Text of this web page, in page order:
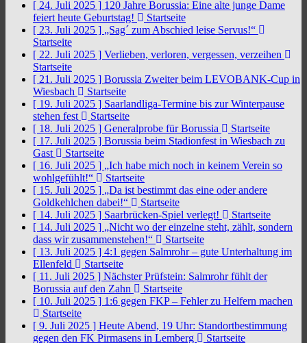
[ 24. Juli 2025 ] 120 Jahre Borussia: Eine alte junge Dame
feiert heute Geburtstag!
Startseite
[ 23. Juli 2025 ] „Sag´ zum Abschied leise Servus!“
Startseite
[ 22. Juli 2025 ] Verlieben, verloren, vergessen, verzeihen
Startseite
[ 21. Juli 2025 ] Borussia Zweiter beim LEVOBANK-Cup in
Wiesbach
Startseite
[ 19. Juli 2025 ] Saarlandliga-Termine bis zur Winterpause
stehen fest
Startseite
[ 18. Juli 2025 ] Generalprobe für Borussia
Startseite
[ 17. Juli 2025 ] Borussia beim Stadionfest in Wiesbach zu
Gast
Startseite
[ 16. Juli 2025 ] „Ich habe mich noch in keinem Verein so
wohlgefühlt!“
Startseite
[ 15. Juli 2025 ] „Da ist bestimmt das eine oder andere
Goldkehlchen dabei!“
Startseite
[ 14. Juli 2025 ] Saarbrücken-Spiel verlegt!
Startseite
[ 14. Juli 2025 ] „Nicht wo der einzelne steht, zählt, sondern
dass wir zusammenstehen!“
Startseite
[ 13. Juli 2025 ] 4:1 gegen Salmrohr – gute Unterhaltung im
Ellenfeld
Startseite
[ 11. Juli 2025 ] Nächster Prüfstein: Salmrohr fühlt der
Borussia auf den Zahn
Startseite
[ 10. Juli 2025 ] 1:6 gegen FKP – Fehler zu Helfern machen
Startseite
[ 9. Juli 2025 ] Heute Abend, 19 Uhr: Standortbestimmung
gegen den FK Pirmasens in Lemberg
Startseite